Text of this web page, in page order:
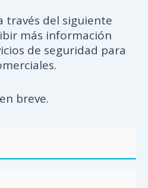
través del siguiente
más información
de seguridad para
breve.